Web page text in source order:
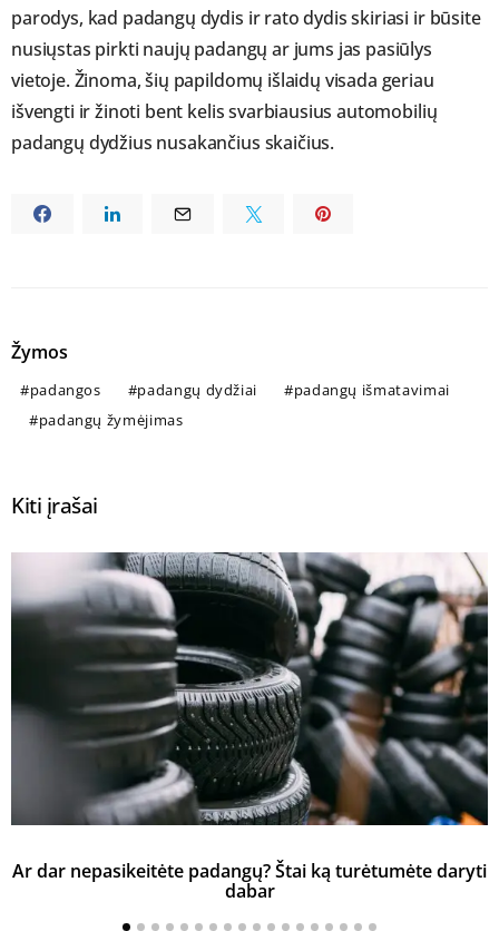
parodys, kad padangų dydis ir rato dydis skiriasi ir būsite
nusiųstas pirkti naujų padangų ar jums jas pasiūlys
vietoje. Žinoma, šių papildomų išlaidų visada geriau
išvengti ir žinoti bent kelis svarbiausius automobilių
padangų dydžius nusakančius skaičius.
Žymos
padangos padangų dydžiai
padangų išmatavimai
padangų žymėjimas
Kiti įrašai
Ar dar nepasikeitėte padangų? Štai ką turėtumėte daryti
dabar